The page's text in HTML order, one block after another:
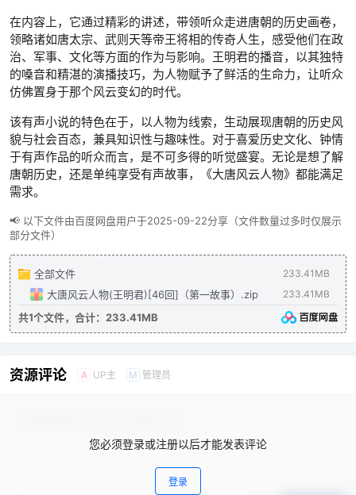
在内容上，它通过精彩的讲述，带领听众走进唐朝的历史画卷，
领略诸如唐太宗、武则天等帝王将相的传奇人生，感受他们在政
治、军事、文化等方面的作为与影响。王明君的播音，以其独特
的嗓音和精湛的演播技巧，为人物赋予了鲜活的生命力，让听众
仿佛置身于那个风云变幻的时代。
该有声小说的特色在于，以人物为线索，生动展现唐朝的历史风
貌与社会百态，兼具知识性与趣味性。对于喜爱历史文化、钟情
于有声作品的听众而言，是不可多得的听觉盛宴。无论是想了解
唐朝历史，还是单纯享受有声故事，《大唐风云人物》都能满足
需求。
📢 以下文件由百度网盘用户于2025-09-22分享（文件数量过多时仅展示
部分文件）
全部文件 233.41MB
大唐风云人物(王明君)[46回]（第一故事）.zip 233.41MB
共1个文件，合计：233.41MB
资源评论 A UP主 M 管理员
您必须登录或注册以后才能发表评论
登录